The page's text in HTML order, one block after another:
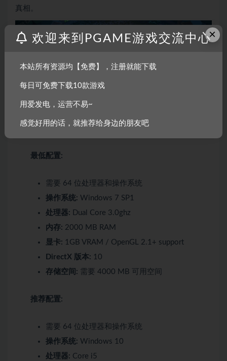
真相。
系统需求
最低配置:
需要 64 位处理器和操作系统
操作系统: Windows 7 SP1
处理器: Dual Core 3.0ghz
内存: 2000 MB RAM
显卡: 1GB VRAM / OpenGL 2.1+ support
DirectX 版本: 10
存储空间: 需要 4000 MB 可用空间
推荐配置:
需要 64 位处理器和操作系统
操作系统: Windows 10
处理器: Core i5
×
欢迎来到PGAME游戏交流中心
本站所有资源均【免费】，注册就能下载
每日可免费下载10款游戏
用爱发电，运营不易~
感觉好用的话，就推荐给身边的朋友吧